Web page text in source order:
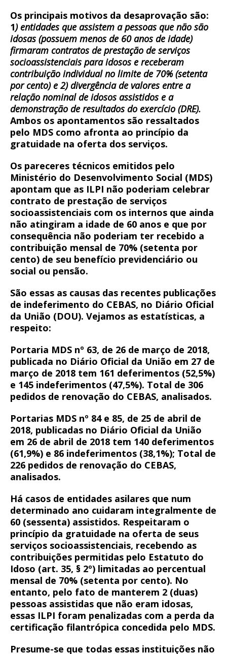
Os principais motivos da desaprovação são:
1) entidades que assistem a pessoas que não são
idosas (possuem menos de 60 anos de idade)
firmaram contratos de prestação de serviços
socioassistenciais para idosos e receberam
contribuição individual no limite de 70% (setenta
por cento) e 2) divergência de valores entre a
relação nominal de idosos assistidos e a
demonstração de resultados do exercício (DRE).
Ambos os apontamentos são ressaltados
pelo MDS como afronta ao princípio da
gratuidade na oferta dos serviços.
Os pareceres técnicos emitidos pelo
Ministério do Desenvolvimento Social (MDS)
apontam que as ILPI não poderiam celebrar
contrato de prestação de serviços
socioassistenciais com os internos que ainda
não atingiram a idade de 60 anos e que por
consequência não poderiam ter recebido a
contribuição mensal de 70% (setenta por
cento) de seu benefício previdenciário ou
social ou pensão.
São essas as causas das recentes publicações
de indeferimento do CEBAS, no Diário Oficial
da União (DOU). Vejamos as estatísticas, a
respeito:
Portaria MDS nº 63, de 26 de março de 2018,
publicada no Diário Oficial da União em 27 de
março de 2018 tem 161 deferimentos (52,5%)
e 145 indeferimentos (47,5%). Total de 306
pedidos de renovação do CEBAS, analisados.
Portarias MDS nº 84 e 85, de 25 de abril de
2018, publicadas no Diário Oficial da União
em 26 de abril de 2018 tem 140 deferimentos
(61,9%) e 86 indeferimentos (38,1%); Total de
226 pedidos de renovação do CEBAS,
analisados.
Há casos de entidades asilares que num
determinado ano cuidaram integralmente de
60 (sessenta) assistidos. Respeitaram o
princípio da gratuidade na oferta de seus
serviços socioassistenciais, recebendo as
contribuições permitidas pelo Estatuto do
Idoso (art. 35, § 2º) limitadas ao percentual
mensal de 70% (setenta por cento). No
entanto, pelo fato de manterem 2 (duas)
pessoas assistidas que não eram idosas,
essas ILPI foram penalizadas com a perda da
certificação filantrópica concedida pelo MDS.
Presume-se que todas essas instituições não